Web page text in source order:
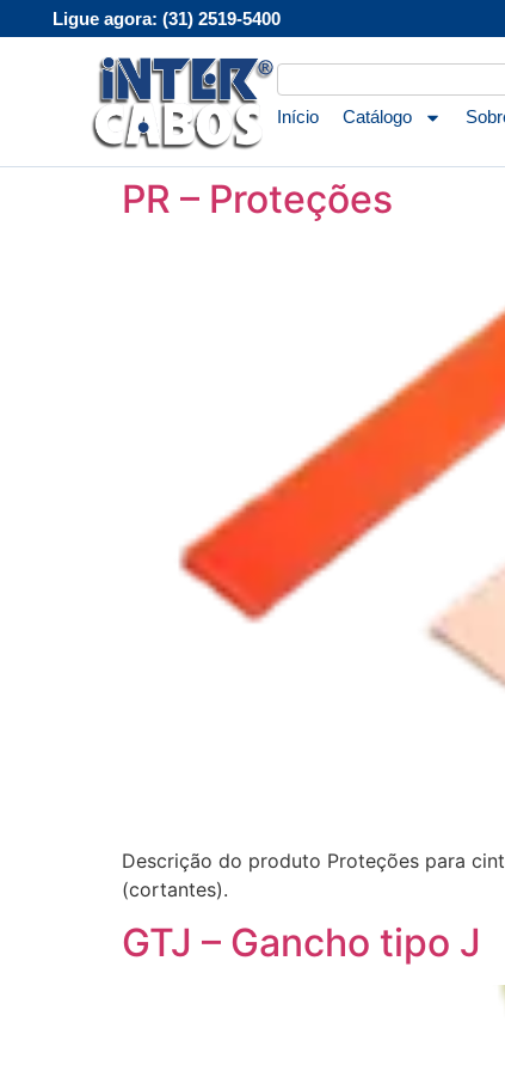
Ligue agora: (31) 2519-5400
Início Catálogo
PR – Proteções
Descrição do produto Proteções para
(cortantes).
GTJ – Gancho tipo J